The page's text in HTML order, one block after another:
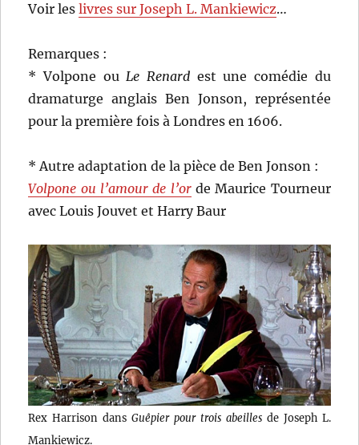
Voir leslivres sur Joseph L. Mankiewicz…
Remarques :
* Volpone ouLe Renard est une comédie du
dramaturge anglais Ben Jonson, représentée
pour la première fois à Londres en 1606.
* Autre adaptation de la pièce de Ben Jonson :
Volpone ou l’amour de l’orde Maurice Tourneur
avec Louis Jouvet et Harry Baur
Rex Harrison dansGuêpier pour trois abeillesde Joseph L.
Mankiewicz.